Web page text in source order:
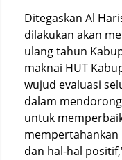
Ditegaskan Al
dilakukan akan
ulang tahun
maknai HUT
wujud evaluasi
dalam
untuk
mempertahankan
dan hal-hal